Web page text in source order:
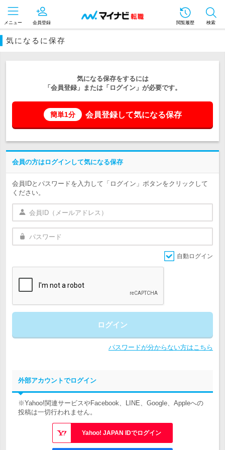
メニュー 会員登録 閲覧履歴 検索
気になるに保存
気になる保存をするには
「会員登録」または「ログイン」が必要です。
簡単1分 会員登録して気になる保存
会員の方はログインして気になる保存
会員IDとパスワードを入力して「ログイン」ボタンをクリックして
ください。
自動ログイン
ログイン
パスワードが分からない方はこちら
外部アカウントでログイン
※Yahoo!関連サービスやFacebook、LINE、Google、Appleへの
投稿は一切行われません。
Yahoo! JAPAN IDでログイン